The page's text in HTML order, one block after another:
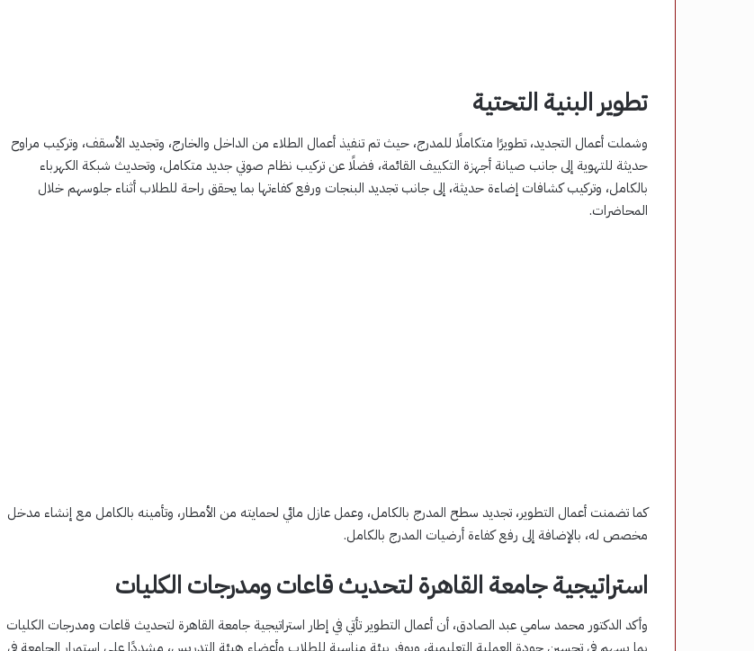
تطوير البنية التحتية
وشملت أعمال التجديد، تطويرًا متكاملًا للمدرج، حيث تم تنفيذ أعمال الطلاء من الداخل والخارج، وتجديد الأسقف، وتركيب مراوح
حديثة للتهوية إلى جانب صيانة أجهزة التكييف القائمة، فضلًا عن تركيب نظام صوتي جديد متكامل، وتحديث شبكة الكهرباء
بالكامل، وتركيب كشافات إضاءة حديثة، إلى جانب تجديد البنجات ورفع كفاءتها بما يحقق راحة للطلاب أثناء جلوسهم خلال
المحاضرات.
كما تضمنت أعمال التطوير، تجديد سطح المدرج بالكامل، وعمل عازل مائي لحمايته من الأمطار، وتأمينه بالكامل مع إنشاء مدخل
مخصص له، بالإضافة إلى رفع كفاءة أرضيات المدرج بالكامل.
استراتيجية جامعة القاهرة لتحديث قاعات ومدرجات الكليات
وأكد الدكتور محمد سامي عبد الصادق، أن أعمال التطوير تأتي في إطار استراتيجية جامعة القاهرة لتحديث قاعات ومدرجات الكليات